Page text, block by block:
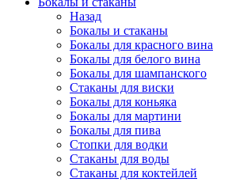
Назад
Бокалы и стаканы
Бокалы для красного вина
Бокалы для белого вина
Бокалы для шампанского
Стаканы для виски
Бокалы для коньяка
Бокалы для мартини
Бокалы для пива
Стопки для водки
Стаканы для воды
Стаканы для коктейлей